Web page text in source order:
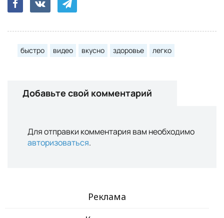
быстро видео вкусно здоровье легко
Добавьте свой комментарий
Для отправки комментария вам необходимо
авторизоваться.
Реклама